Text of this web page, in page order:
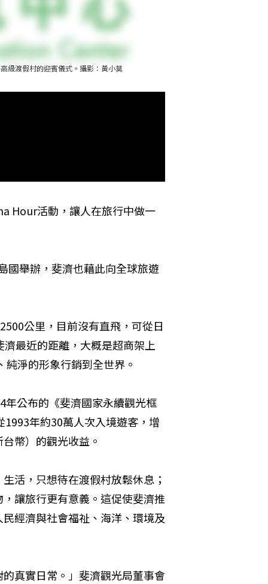
級渡假村的迎賓儀式。攝影：黃小莫
Hour活動，讓人在旅行中做一
國舉辦，斐濟也藉此向全球旅遊
公里，目前沒有直飛，可從日
最近的距離，大概是超商架上
淨的形象行銷到全世界。
公布的《斐濟國家永續觀光框
年約30萬人次入境遊客，增
幣）的觀光收益。
活，只想待在渡假村放鬆休息；
讓旅行更有意義。這促使斐濟推
經濟與社會福祉、海洋、環境及
真實日常。」斐濟觀光局董事會